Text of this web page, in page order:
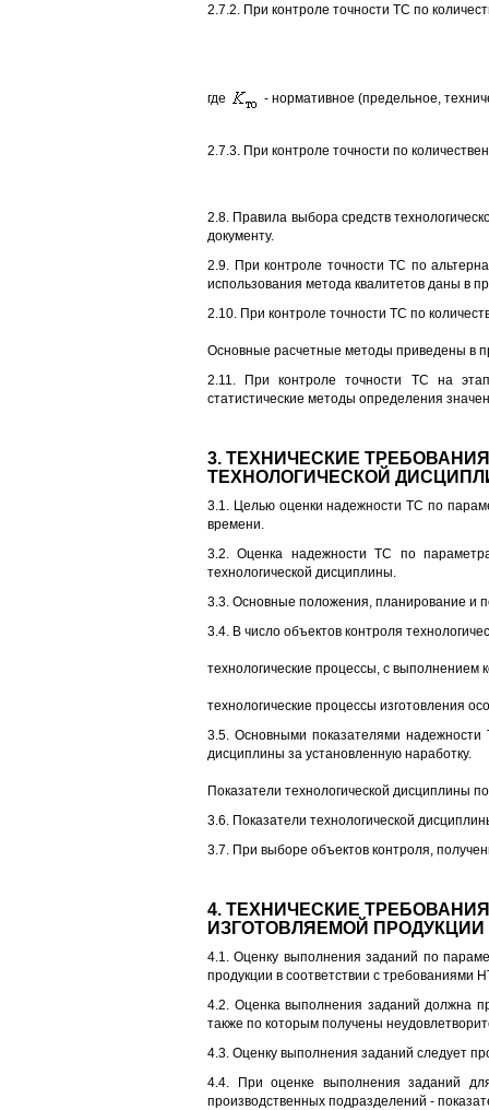
2.7.2. При контроле точности ТС по
где - нормативное (предельное,
2.7.3. При контроле точности по
2.8. Правила выбора средств
документу.
2.9. При контроле точности ТС по
использования метода квалитетов даны в
2.10. При контроле точности ТС по
Основные расчетные методы приведены в
2.11. При контроле точности ТС на
статистические методы определения
3. ТЕХНИЧЕСКИЕ
ТЕХНОЛОГИЧЕСКОЙ
3.1. Целью оценки надежности ТС по
времени.
3.2. Оценка надежности ТС по
технологической дисциплины.
3.3. Основные положения, планирование и
3.4. В число объектов контроля
технологические процессы, с выполнением
технологические процессы изготовления
3.5. Основными показателями надежности
дисциплины за установленную наработку.
Показатели технологической дисциплины
3.6. Показатели технологической
3.7. При выборе объектов контроля,
4. ТЕХНИЧЕСКИЕ
ИЗГОТОВЛЯЕМОЙ ПРОДУКЦИИ
4.1. Оценку выполнения заданий по
продукции в соответствии с требованиями
4.2. Оценка выполнения заданий должна
также по которым получены
4.3. Оценку выполнения заданий следует
4.4. При оценке выполнения заданий
производственных подразделений -